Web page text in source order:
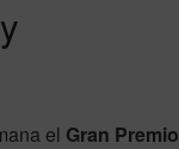
el Gran Premio